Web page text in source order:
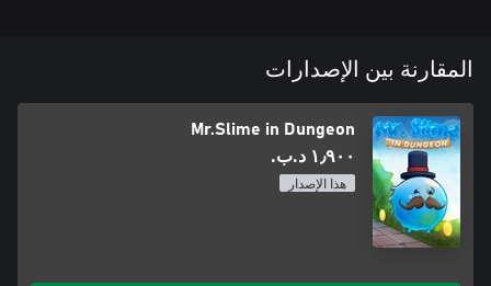
المقارنة بين الإصدارات
Mr.Slime in Dungeon
١٫٩٠٠ د.ب.‏
هذا الإصدار